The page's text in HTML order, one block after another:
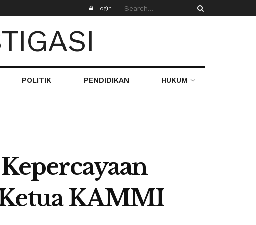
Login
POLITIK PENDIDIKAN HUKUM
KAMMI